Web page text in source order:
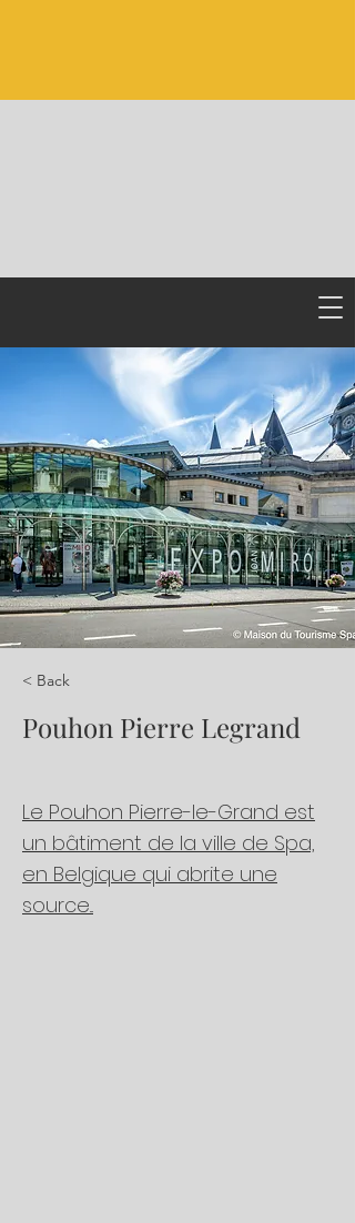
< Back
Pouhon Pierre Legrand
Le Pouhon Pierre-le-Grand est
un bâtiment de la ville de Spa,
en Belgique qui abrite une
source...